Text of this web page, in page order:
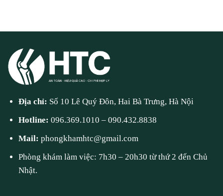
Địa chỉ: Số 10 Lê Quý Đôn, Hai Bà Trưng, Hà Nội
Hotline:096.369.1010 –090.432.8838
Mail:phongkhamhtc@gmail.com
Phòng khám làm việc: 7h30 – 20h30 từ thứ 2 đến Chủ
Nhật.